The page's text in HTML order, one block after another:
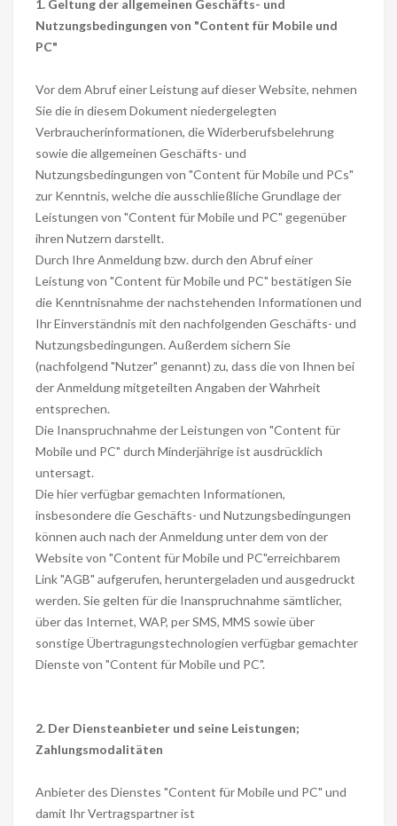
1. Geltung der allgemeinen Geschäfts- und
Nutzungsbedingungen von "Content für Mobile und
PC"
Vor dem Abruf einer Leistung auf dieser Website, nehmen
Sie die in diesem Dokument niedergelegten
Verbraucherinformationen, die Widerberufsbelehrung
sowie die allgemeinen Geschäfts- und
Nutzungsbedingungen von "Content für Mobile und PCs"
zur Kenntnis, welche die ausschließliche Grundlage der
Leistungen von "Content für Mobile und PC" gegenüber
ihren Nutzern darstellt.
Durch Ihre Anmeldung bzw. durch den Abruf einer
Leistung von "Content für Mobile und PC" bestätigen Sie
die Kenntnisnahme der nachstehenden Informationen und
Ihr Einverständnis mit den nachfolgenden Geschäfts- und
Nutzungsbedingungen. Außerdem sichern Sie
(nachfolgend "Nutzer" genannt) zu, dass die von Ihnen bei
der Anmeldung mitgeteilten Angaben der Wahrheit
entsprechen.
Die Inanspruchnahme der Leistungen von "Content für
Mobile und PC" durch Minderjährige ist ausdrücklich
untersagt.
Die hier verfügbar gemachten Informationen,
insbesondere die Geschäfts- und Nutzungsbedingungen
können auch nach der Anmeldung unter dem von der
Website von "Content für Mobile und PC"erreichbarem
Link "AGB" aufgerufen, heruntergeladen und ausgedruckt
werden. Sie gelten für die Inanspruchnahme sämtlicher,
über das Internet, WAP, per SMS, MMS sowie über
sonstige Übertragungstechnologien verfügbar gemachter
Dienste von "Content für Mobile und PC".
2. Der Diensteanbieter und seine Leistungen;
Zahlungsmodalitäten
Anbieter des Dienstes "Content für Mobile und PC" und
damit Ihr Vertragspartner ist